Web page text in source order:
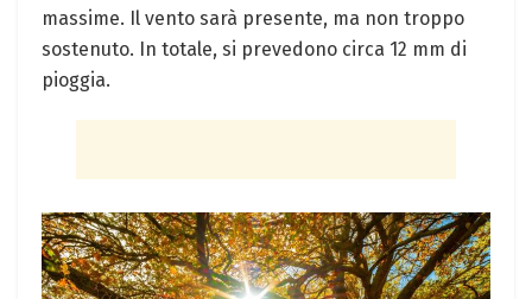
massime. Il vento sarà presente, ma non troppo
sostenuto. In totale, si prevedono circa 12 mm di
pioggia.